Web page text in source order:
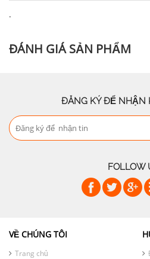
.
ĐÁNH GIÁ SẢN PHẨM
ĐĂNG KÝ ĐỂ NHẬN
FOLLOW
VỀ CHÚNG TÔI
Trang chủ